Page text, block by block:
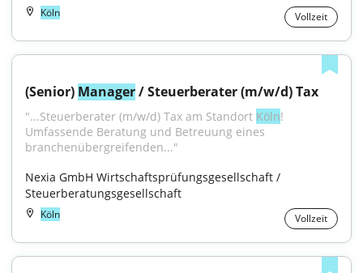
Köln Vollzeit
(Senior) Manager / Steuerberater (m/w/d) Tax
"...Steuerberater (m/w/d) Tax am Standort Köln!
Umfassende Beratung und Betreuung eines
branchenübergreifenden..."
Nexia GmbH Wirtschaftsprüfungsgesellschaft /
Steuerberatungsgesellschaft
Köln Vollzeit